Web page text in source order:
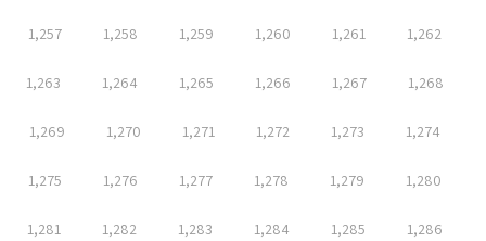
1,257 1,258 1,259 1,260 1,261 1,262
1,263 1,264 1,265 1,266 1,267 1,268
1,269 1,270 1,271 1,272 1,273 1,274
1,275 1,276 1,277 1,278 1,279 1,280
1,281 1,282 1,283 1,284 1,285 1,286